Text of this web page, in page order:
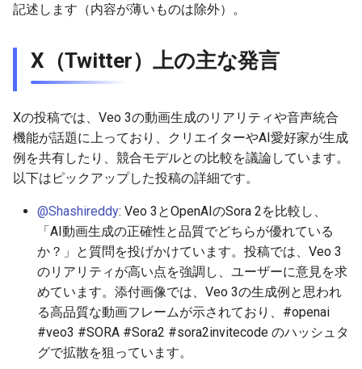
2026-07-03
2026-07-01
2026-06-30
2026-06-29
2026-06-28
2026-06-26
2026-06-25
2025-12-17
2025-12-15
2025-12-14
2025-12-13
2025-12-12
2025-12-11
2025-12-10
2026-07-03
2026-07-01
2026-06-30
2026-06-29
2026-06-28
2026-06-26
2026-06-25
2025-12-17
2025-12-15
2025-12-14
2025-12-13
2025-12-12
2025-12-11
2025-12-10
2026-04-05
2026-03-22
2026-03-15
2026-03-08
2026-03-01
2026-02-22
2026-02-15
2025-10-02
2025-09-24
2025-09-21
2025-09-19
2026-04-05
2026-03-22
2026-03-15
2026-03-08
2026-03-01
2026-02-22
2026-02-15
2026-04-05
2026-03-22
2026-03-15
2026-03-08
2026-03-01
2026-02-22
2026-02-15
2026-07-02
2026-06-30
2026-06-29
2026-06-28
2026-06-26
2026-06-25
2026-06-24
2025-12-17
2025-12-15
2025-12-14
2025-12-13
2025-12-12
2025-12-11
2025-12-10
2026-04-05
2026-03-22
2026-03-15
2026-03-08
2026-03-01
2026-02-22
2026-02-15
2025-09-27
2026-03-29
2026-03-15
2026-03-08
2026-03-01
2026-02-22
2026-02-15
2026-02-08
2026-07-02
2026-06-30
2026-06-28
2026-06-26
2026-06-25
2026-06-24
2026-06-23
2026-04-05
2026-03-22
2026-03-15
2026-03-08
2026-03-01
2026-02-22
2026-02-15
2026-07-02
2026-06-30
2026-06-29
2026-06-28
2026-06-27
2026-06-26
2026-06-25
2026-06-30
2026-06-28
2026-06-25
2026-06-24
2026-06-23
2026-06-22
2026-06-21
2026-04-05
記述します（内容が薄いものは除外）。
X（Twitter）上の主な発言
Xの投稿では、Veo 3の動画生成のリアリティや音声統合
機能が話題に上っており、クリエイターやAI愛好家が生成
例を共有したり、競合モデルとの比較を議論しています。
以下はピックアップした投稿の詳細です。
@Shashireddy: Veo 3とOpenAIのSora 2を比較し、
「AI動画生成の正確性と品質でどちらが優れている
か？」と質問を投げかけています。投稿では、Veo 3
のリアリティが高い点を強調し、ユーザーに意見を求
めています。添付画像では、Veo 3の生成例と思われ
る高品質な動画フレームが示されており、#openai
#veo3 #SORA #Sora2 #sora2invitecode のハッシュタ
グで拡散を狙っています。